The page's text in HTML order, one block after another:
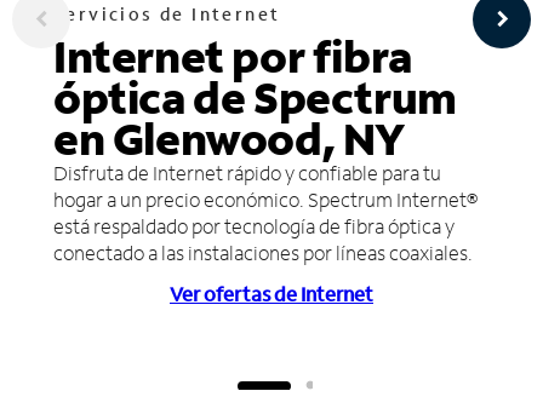
Servicios de Internet
Internet por fibra
óptica de Spectrum
en Glenwood, NY
Disfruta de Internet rápido y confiable para tu
hogar a un precio económico. Spectrum Internet®
está respaldado por tecnología de fibra óptica y
conectado a las instalaciones por líneas coaxiales.
Ver ofertas de Internet